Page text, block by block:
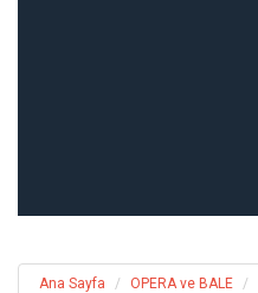
Ana Sayfa OPERA ve BALE